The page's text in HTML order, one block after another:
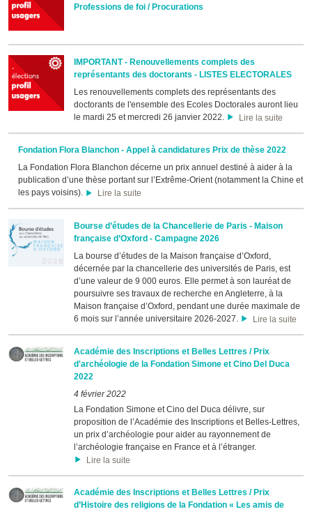
Professions de foi / Procurations
IMPORTANT - Renouvellements complets des
représentants des doctorants - LISTES ELECTORALES
Les renouvellements complets des représentants des
doctorants de l'ensemble des Ecoles Doctorales auront lieu
le mardi 25 et mercredi 26 janvier 2022.
Lire la suite
Fondation Flora Blanchon - Appel à candidatures Prix de thèse 2022
La Fondation Flora Blanchon décerne un prix annuel destiné à aider à la
publication d’une thèse portant sur l’Extrême-Orient (notamment la Chine et
les pays voisins).
Lire la suite
Bourse d’études de la Chancellerie de Paris - Maison
française d’Oxford - Campagne 2026
La bourse d’études de la Maison française d’Oxford,
décernée par la chancellerie des universités de Paris, est
d’une valeur de 9 000 euros. Elle permet à son lauréat de
poursuivre ses travaux de recherche en Angleterre, à la
Maison française d’Oxford, pendant une durée maximale de
6 mois sur l’année universitaire 2026-2027.
Lire la suite
Académie des Inscriptions et Belles Lettres / Prix
d'archéologie de la Fondation Simone et Cino Del Duca
2022
4 février 2022
La Fondation Simone et Cino del Duca délivre, sur
proposition de l’Académie des Inscriptions et Belles-Lettres,
un prix d’archéologie pour aider au rayonnement de
l’archéologie française en France et à l’étranger.
Lire la suite
Académie des Inscriptions et Belles Lettres / Prix
d’Histoire des religions de la Fondation « Les amis de